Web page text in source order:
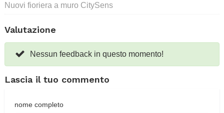
Nuovi fioriera a muro CitySens
Valutazione
Nessun feedback in questo momento!
Lascia il tuo commento
nome completo